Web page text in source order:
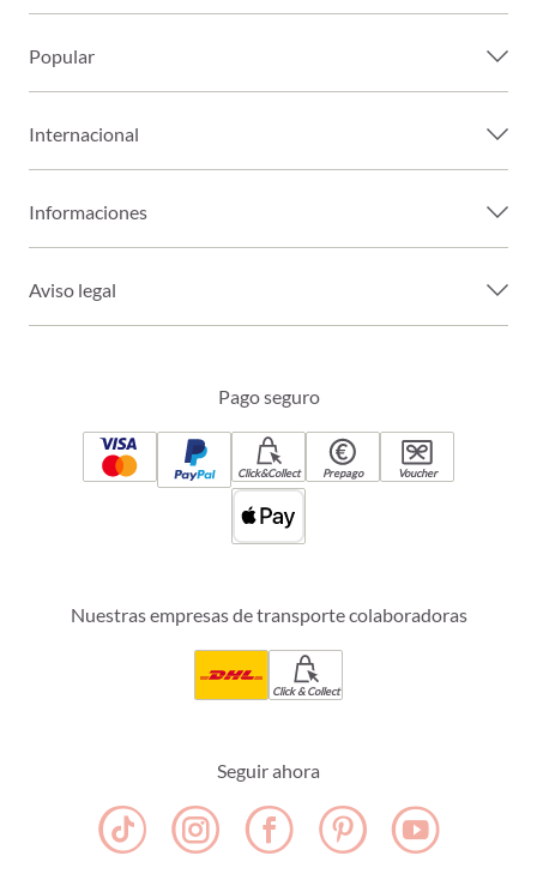
Popular
Internacional
Informaciones
Aviso legal
Pago seguro
Click&Collect Prepago Voucher
Nuestras empresas de transporte colaboradoras
Click & Collect
Seguir ahora